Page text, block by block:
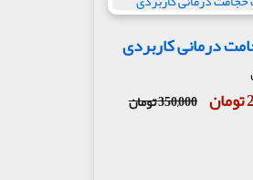
درمانی کاربردی
350,000 تومان